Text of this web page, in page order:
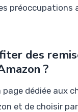
préoccupations
des
?
dédiée aux
et de choisir